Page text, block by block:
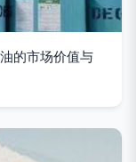
的市场价值与